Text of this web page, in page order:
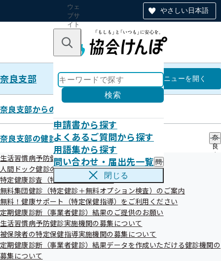
やさしい日本語
ウェ
ブサ
イト
のナ
ン
キーワードで探す
検索
申請書から探す
よくあるご質問から探す
用語集から探す
問い合わせ・届出先一覧 問
い
わ
せ
・
届
一
覧
閉じる
奈良支部 奈良支部
メニューを開く
奈良支部からのお知らせ
奈良支部の健診・保健指導のご案内
奈
良
の
生活習慣病予防健診のご案内
人間ドック健診のご案内
特定健康診査（特定健診）のご案内
無料集団健診（特定健診＋無料オプション検査）のご案内
無料！健康サポート（特定保健指導）をご利用ください
定期健康診断（事業者健診）結果のご提供のお願い
生活習慣病予防健診実施機関の募集について
被保険者の特定保健指導実施機関の募集について
定期健康診断（事業者健診）結果データを作成いただける健診機関の
募集について
奈良支部
特定健診実施機関一覧（ご家族さ
ま）
絞り込みメニュー